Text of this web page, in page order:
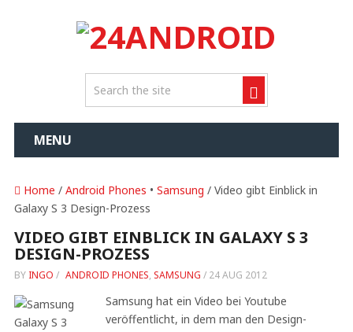
MENU
Home / Android Phones • Samsung / Video gibt Einblick in
Galaxy S 3 Design-Prozess
VIDEO GIBT EINBLICK IN GALAXY S 3
DESIGN-PROZESS
BY INGO / ANDROID PHONES, SAMSUNG / 24 AUG 2012
Samsung hat ein Video bei Youtube
veröffentlicht, in dem man den Design-